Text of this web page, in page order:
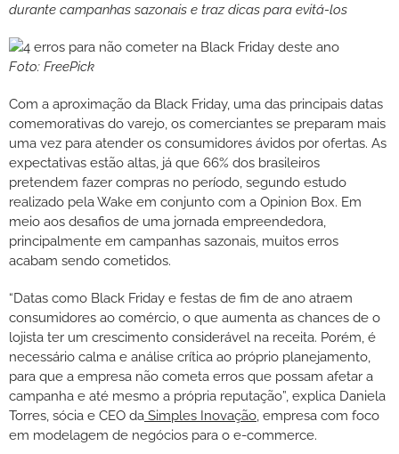
durante campanhas sazonais e traz dicas para evitá-los
Foto: FreePick
Com a aproximação da Black Friday, uma das principais datas
comemorativas do varejo, os comerciantes se preparam mais
uma vez para atender os consumidores ávidos por ofertas. As
expectativas estão altas, já que 66% dos brasileiros
pretendem fazer compras no período, segundo estudo
realizado pela Wake em conjunto com a Opinion Box. Em
meio aos desafios de uma jornada empreendedora,
principalmente em campanhas sazonais, muitos erros
acabam sendo cometidos.
“Datas como Black Friday e festas de fim de ano atraem
consumidores ao comércio, o que aumenta as chances de o
lojista ter um crescimento considerável na receita. Porém, é
necessário calma e análise crítica ao próprio planejamento,
para que a empresa não cometa erros que possam afetar a
campanha e até mesmo a própria reputação”, explica Daniela
Torres, sócia e CEO da Simples Inovação, empresa com foco
em modelagem de negócios para o e-commerce.